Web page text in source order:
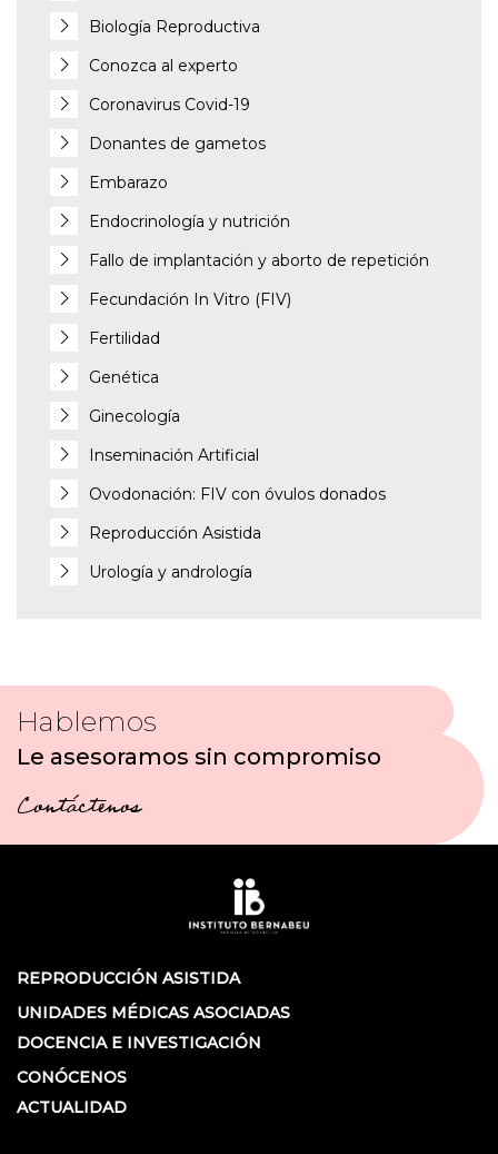
Biología Reproductiva
Conozca al experto
Coronavirus Covid-19
Donantes de gametos
Embarazo
Endocrinología y nutrición
Fallo de implantación y aborto de repetición
Fecundación In Vitro (FIV)
Fertilidad
Genética
Ginecología
Inseminación Artificial
Ovodonación: FIV con óvulos donados
Reproducción Asistida
Urología y andrología
Hablemos
Le asesoramos sin compromiso
Contáctenos
REPRODUCCIÓN ASISTIDA
UNIDADES MÉDICAS ASOCIADAS
DOCENCIA E INVESTIGACIÓN
CONÓCENOS
ACTUALIDAD